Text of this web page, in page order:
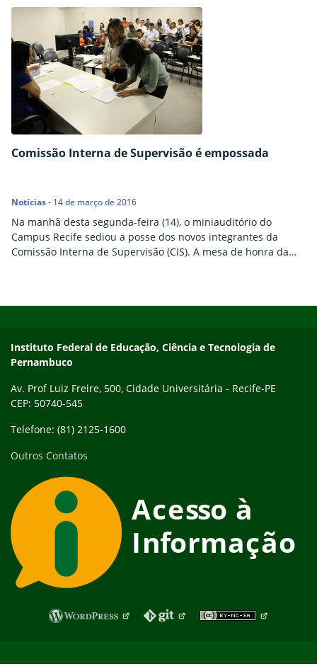
Comissão Interna de Supervisão é empossada
Notícias- 14 de março de 2016
Na manhã desta segunda-feira (14), o miniauditório do
Campus Recife sediou a posse dos novos integrantes da
Comissão Interna de Supervisão (CIS). A mesa de honra da
Instituto Federal de Educação, Ciência e Tecnologia de
Pernambuco
Av. Prof Luiz Freire, 500, Cidade Universitária - Recife-PE
CEP: 50740-545
Telefone: (81) 2125-1600
Outros Contatos